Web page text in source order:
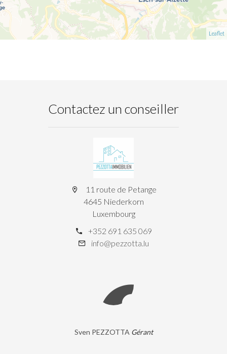
Leaflet
Contactez un conseiller
11 route de Petange
4645 Niederkorn
Luxembourg
+352 691 635 069
info@pezzotta.lu
Sven PEZZOTTA Gérant